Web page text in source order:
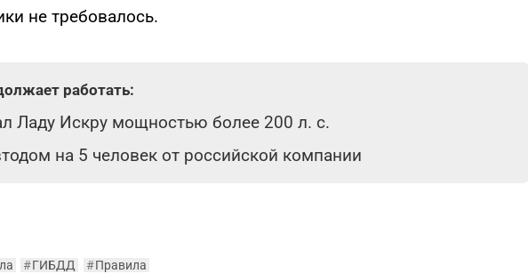
не требовалось.
работать:
Ладу Искру мощностью более 200 л. с.
на 5 человек от российской компании
#ГИБДД #Правила